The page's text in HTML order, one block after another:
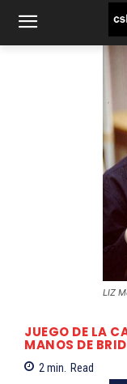
LIZ
JUEGO DE LA
MANOS DE
2 min. Read